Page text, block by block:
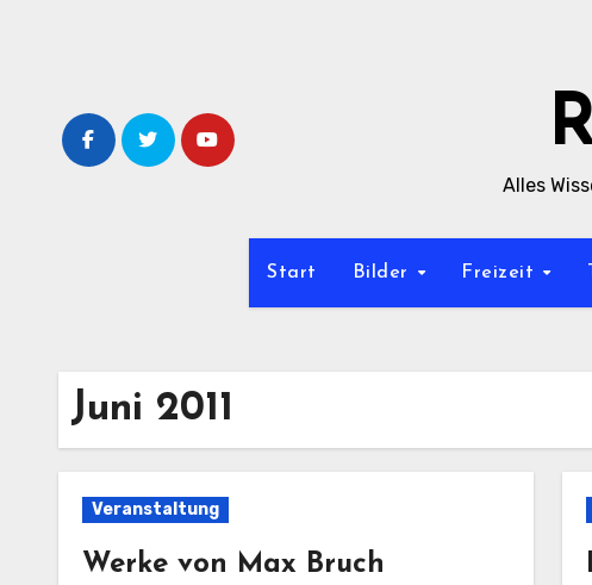
Alles
Start Bilder Freizeit
Juni 2011
Veranstaltung
Werke von Max Bruch